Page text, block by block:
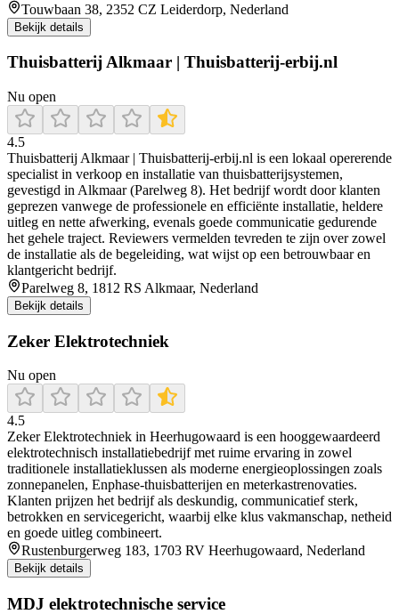
Touwbaan 38, 2352 CZ Leiderdorp, Nederland
Bekijk details
Thuisbatterij Alkmaar | Thuisbatterij-erbij.nl
Nu open
4.5
Thuisbatterij Alkmaar | Thuisbatterij‑erbij.nl is een lokaal opererende
specialist in verkoop en installatie van thuisbatterijsystemen,
gevestigd in Alkmaar (Parelweg 8). Het bedrijf wordt door klanten
geprezen vanwege de professionele en efficiënte installatie, heldere
uitleg en nette afwerking, evenals goede communicatie gedurende
het gehele traject. Reviewers vermelden tevreden te zijn over zowel
de installatie als de begeleiding, wat wijst op een betrouwbaar en
klantgericht bedrijf.
Parelweg 8, 1812 RS Alkmaar, Nederland
Bekijk details
Zeker Elektrotechniek
Nu open
4.5
Zeker Elektrotechniek in Heerhugowaard is een hooggewaardeerd
elektrotechnisch installatiebedrijf met ruime ervaring in zowel
traditionele installatieklussen als moderne energieoplossingen zoals
zonnepanelen, Enphase-thuisbatterijen en meterkastrenovaties.
Klanten prijzen het bedrijf als deskundig, communicatief sterk,
betrokken en servicegericht, waarbij elke klus vakmanschap, netheid
en goede uitleg combineert.
Rustenburgerweg 183, 1703 RV Heerhugowaard, Nederland
Bekijk details
MDJ elektrotechnische service